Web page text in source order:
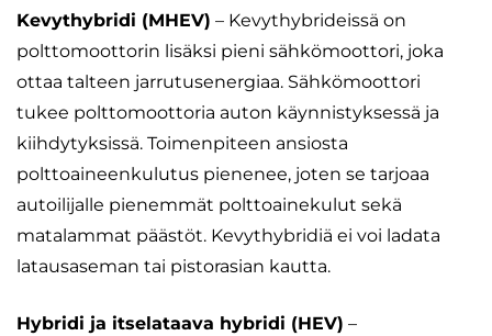
Kevythybridi (MHEV) – Kevythybrideissä on
polttomoottorin lisäksi pieni sähkömoottori, joka
ottaa talteen jarrutusenergiaa. Sähkömoottori
tukee polttomoottoria auton käynnistyksessä ja
kiihdytyksissä. Toimenpiteen ansiosta
polttoaineenkulutus pienenee, joten se tarjoaa
autoilijalle pienemmät polttoainekulut sekä
matalammat päästöt. Kevythybridiä ei voi ladata
latausaseman tai pistorasian kautta.
Hybridi ja itselataava hybridi (HEV) –